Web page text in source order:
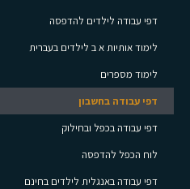
דפי עבודה לילדים להדפסה
לימוד אותיות א ב לילדים בעברית
לימוד מספרים
דפי עבודה בחשבון
דפי עבודה בכפל ובחילוק
לוח הכפל להדפסה
דפי עבודה באנגלית לילדים בחינם